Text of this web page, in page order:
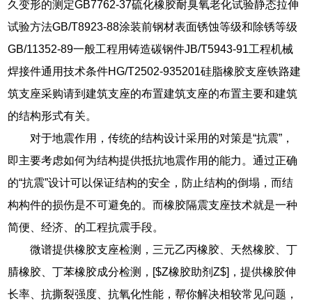
久变形的测定GB7762-37硫化橡胶耐臭氧老化试验静态拉伸
试验方法GB/T8923-88涂装前钢材表面锈蚀等级和除锈等级
GB/11352-89一般工程用铸造碳钢件JB/T5943-91工程机械
焊接件通用技术条件HG/T2502-935201硅脂橡胶支座铁路建
筑支座采购请到建筑支座的布置建筑支座的布置主要和建筑
的结构形式有关。
对于地震作用，传统的结构设计采用的对策是“抗震”，
即主要考虑如何为结构提供抵抗地震作用的能力。通过正确
的“抗震”设计可以保证结构的安全，防止结构的倒塌，而结
构构件的损伤是不可避免的。而橡胶隔震支座技术就是一种
简便、经济、的工程抗震手段。
微谱提供橡胶支座检测，三元乙丙橡胶、天然橡胶、丁
腈橡胶、丁苯橡胶成分检测，[$Z橡胶助剂Z$]，提供橡胶伸
长率、抗撕裂强度、抗氧化性能，帮你解决相较常见问题，